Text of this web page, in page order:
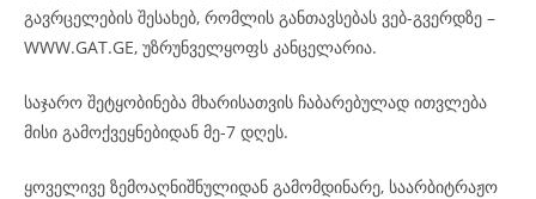
გავრცელების შესახებ, რომლის განთავსებას ვებ-გვერდზე –
WWW.GAT.GE, უზრუნველყოფს კანცელარია.
საჯარო შეტყობინება მხარისათვის ჩაბარებულად ითვლება
მისი გამოქვეყნებიდან მე-7 დღეს.
ყოველივე ზემოაღნიშნულიდან გამომდინარე, საარბიტრაჟო